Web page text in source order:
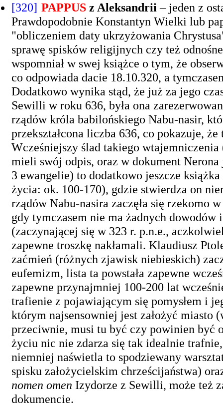
[320] PAPPUS z Aleksandrii – jeden z
Prawdopodobnie Konstantyn Wielki lub
"obliczeniem daty ukrzyżowania
sprawę spisków religijnych czy też
wspomniał w swej książce o tym, że
co odpowiada dacie 18.10.320, a
Dodatkowo wynika stąd, że już za jego
Sewilli w roku 636, była ona
rządów króla babilońskiego Nabu-nasir,
przekształcona liczba 636, co pokazuje,
Wcześniejszy ślad takiego
mieli swój odpis, oraz w dokument
3 ewangelie) to dodatkowo jeszcze
życia: ok. 100-170), gdzie stwierdza on
rządów Nabu-nasira zaczęła się rzekomo
gdy tymczasem nie ma żadnych
(zaczynającej się w 323 r. p.n.e.,
zapewne troszkę nakłamali. Klaudiusz
zaćmień (różnych zjawisk niebieskich)
eufemizm, lista ta powstała zapewne
zapewne przynajmniej 100-200 lat
trafienie z pojawiającym się pomysłem i
którym najsensowniej jest założyć
przeciwnie, musi tu być czy powinien być
życiu nic nie zdarza się tak idealnie
niemniej naświetla to spodziewany
spisku założycielskim chrześcijaństwa)
nomen omen Izydorze z Sewilli, może też
dokumencie.